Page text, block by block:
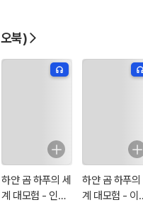
북)
하얀 곰 하푸의 세
계 대모험 - 인도
하얀 곰 하푸의
계 대모험 - 이